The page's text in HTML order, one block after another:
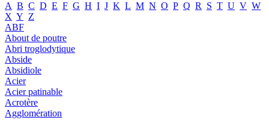
A B C D E F G H I J K L M N O P Q R S T U V W
X Y Z
ABF
About de poutre
Abri troglodytique
Abside
Absidiole
Acier
Acier patinable
Acrotère
Agglomération